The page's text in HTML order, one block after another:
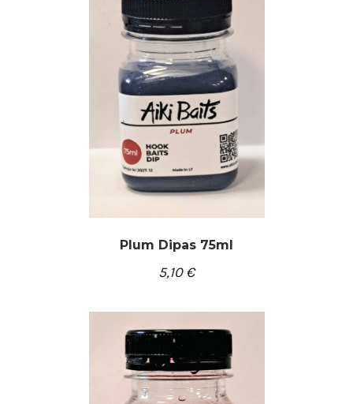
Į KREPŠELĮ DETALĖS
Plum Dipas 75ml
5,10€